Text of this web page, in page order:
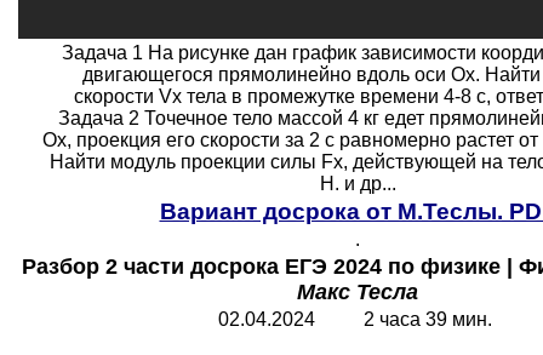
Задача 1 На рисунке дан график зависимости
двигающегося прямолинейно вдоль оси Ох.
скорости Vx тела в промежутке времени 4-8 с,
Задача 2 Точечное тело массой 4 кг едет
Ох, проекция его скорости за 2 с равномерно растет
Найти модуль проекции силы Fx, действующей на
Н. и др...
Вариант досрока от М.Теслы.
.
Разбор 2 части досрока ЕГЭ 2024 по физике |
Макс Тесла
02.04.2024 2 часа 39 мин.